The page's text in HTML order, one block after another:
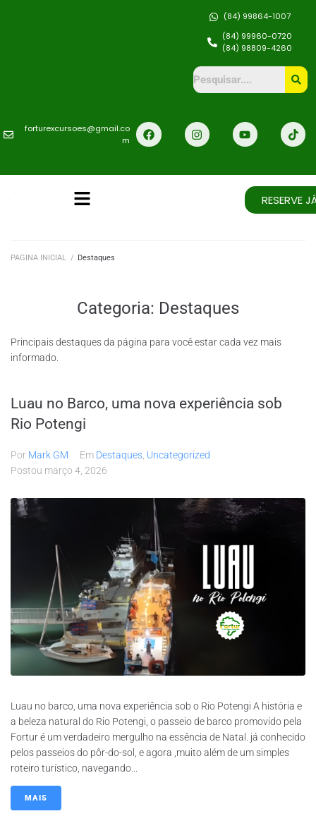
(84) 99864-1007
(84) 99960-0720
(84) 98809-4260
forturexcursoes@gmail.co
m
RESERVE
PAGINA INICIAL / Destaques
Categoria: Destaques
Principais destaques da página para você estar cada vez mais
informado.
Luau no Barco, uma nova experiência sob
Rio Potengi
Por Mark GM Em Destaques Uncategorized
Postou março 4, 2026
Luau no barco, uma nova experiência sob o Rio Potengi A história e
a beleza natural do Rio Potengi, o passeio de barco promovido pela
Fortur é um verdadeiro mergulho na essência de Natal. já conhecido
pelos passeios do pôr-do-sol, e agora ,muito além de um simples
roteiro turístico, navegando...
MAIS